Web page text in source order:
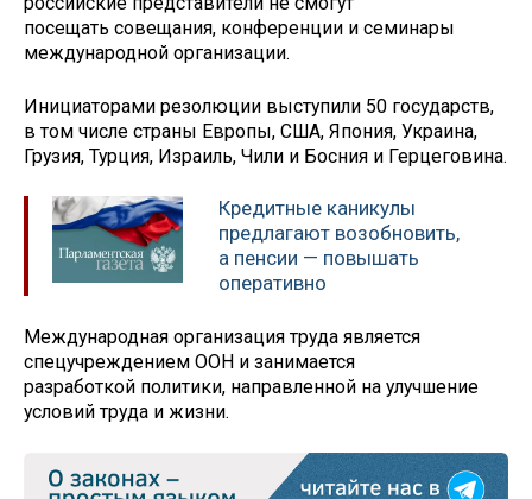
посещать совещания, конференции и семинары
международной организации.
Инициаторами резолюции выступили 50 государств,
в том числе страны Европы, США, Япония, Украина,
Грузия, Турция, Израиль, Чили и Босния и Герцеговина.
Кредитные каникулы
предлагают возобновить,
а пенсии — повышать
оперативно
Международная организация труда является
спецучреждением ООН и занимается
разработкой политики, направленной на улучшение
условий труда и жизни.